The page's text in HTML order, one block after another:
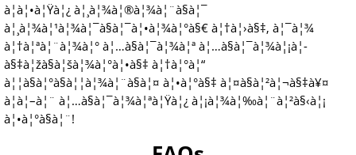
à¦à¦•à¦Ÿà¦¿ à¦¸à¦¾à¦®à¦¾à¦¨à§à¦¯
à¦¸à¦¾à¦¹à¦¾à¦¯à§à¦¯à¦•à¦¾à¦°à§€ à¦†à¦›à§‡, à¦¯à¦¾
à¦†à¦ªà¦¨à¦¾à¦° à¦…à§à¦¯à¦¾à¦ª à¦…à§à¦¯à¦¾à¦¡à¦­
à§‡à¦žà§à¦šà¦¾à¦°à¦•à§‡ à¦†à¦°à¦“
à¦¦à§à¦°à§à¦¦à¦¾à¦¨à§à¦¤ à¦•à¦°à§‡ à¦¤à§à¦²à¦¬à§‡à¥¤
à¦à¦–à¦¨ à¦…à§à¦¯à¦¾à¦ªà¦Ÿà¦¿ à¦¡à¦¾à¦‰à¦¨à¦²à§‹à¦¡
à¦•à¦°à§à¦¨!